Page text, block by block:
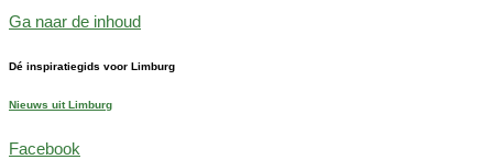
Ga naar de inhoud
Dé inspiratiegids voor Limburg
Nieuws uit Limburg
Facebook